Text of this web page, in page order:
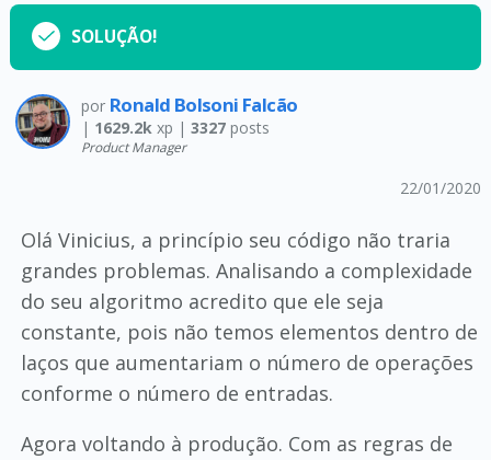
SOLUÇÃO!
por Ronald Bolsoni Falcão
| 1629.2kxp | 3327posts
Product Manager
22/01/2020
Olá Vinicius, a princípio seu código não traria
grandes problemas. Analisando a complexidade
do seu algoritmo acredito que ele seja
constante, pois não temos elementos dentro de
laços que aumentariam o número de operações
conforme o número de entradas.
Agora voltando à produção. Com as regras de